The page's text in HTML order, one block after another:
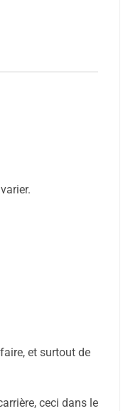
et surtout de
ceci dans le